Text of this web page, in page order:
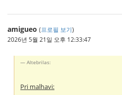
amigueo (프로필 보기)
2026년 5월 21일 오후 12:33:47
Altebrilas:
Pri malhavi: